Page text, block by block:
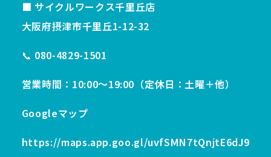
■ サイクルワークス千里丘店
大阪府摂津市千里丘1-12-32
📞 080-4829-1501
営業時間：10:00〜19:00（定休日：土曜＋他）
Googleマップ
https://maps.app.goo.gl/uvfSMN7tQnjtE6dJ9